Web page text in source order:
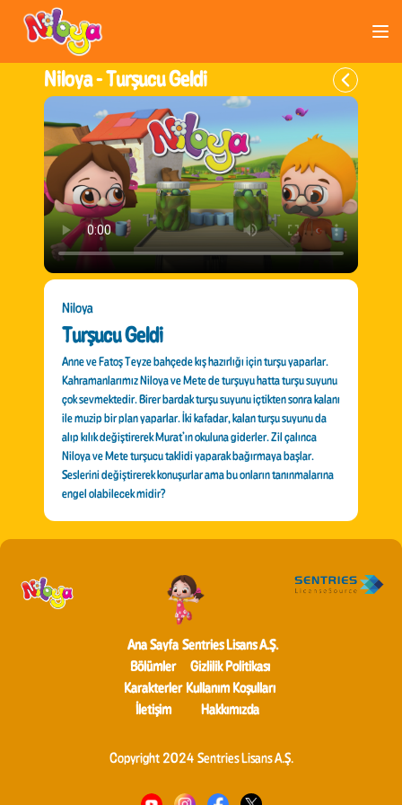
Niloya -Turşucu Geldi
Niloya
Turşucu Geldi
Anne ve Fatoş Teyze bahçede kış hazırlığı için turşu yaparlar.
Kahramanlarımız Niloya ve Mete de turşuyu hatta turşu suyunu
çok sevmektedir. Birer bardak turşu suyunu içtikten sonra kalanı
ile muzip bir plan yaparlar. İki kafadar, kalan turşu suyunu da
alıp kılık değiştirerek Murat’ın okuluna giderler. Zil çalınca
Niloya ve Mete turşucu taklidi yaparak bağırmaya başlar.
Seslerini değiştirerek konuşurlar ama bu onların tanınmalarına
engel olabilecek midir?
Ana Sayfa
Bölümler
Karakterler
İletişim
Sentries Lisans A.Ş.
Gizlilik Politikası
Kullanım Koşulları
Hakkımızda
Copyright 2024 Sentries Lisans A.Ş.